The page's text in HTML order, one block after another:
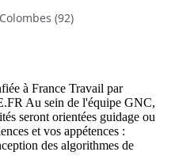
Colombes (92)
à France Travail par
Au sein de l'équipe GNC,
seront orientées guidage ou
et vos appétences :
des algorithmes de